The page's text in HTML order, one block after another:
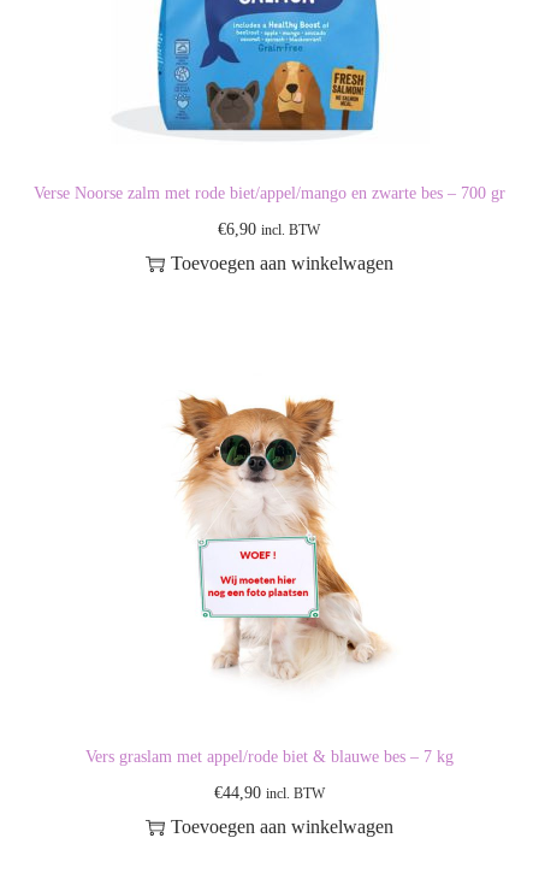
Verse Noorse zalm met rode biet/appel/mango en zwarte bes – 700 gr
€6,90 incl. BTW
Toevoegen aan winkelwagen
Vers graslam met appel/rode biet & blauwe bes – 7 kg
€44,90 incl. BTW
Toevoegen aan winkelwagen